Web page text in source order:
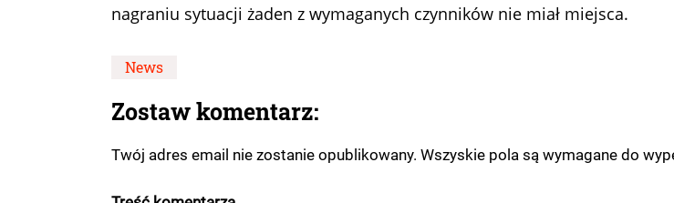
nagraniu sytuacji żaden z wymaganych czynników nie miał miejsca.
News
Zostaw komentarz:
Twój adres email nie zostanie opublikowany. Wszyskie pola są wymagane do